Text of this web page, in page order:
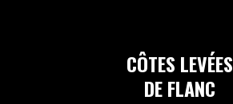
CÔTES LEVÉES
DE FLANC